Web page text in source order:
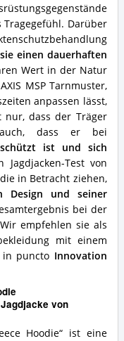
Darüber
einen dauerhaften
Wert in der Natur
MSP Tarnmuster,
anpassen lässt,
nur, dass der Träger
dass er bei
ist und sich
Test von
in Betracht ziehen,
Design und seiner
bei der
empfehlen sie als
mit einem
in puncto Innovation
von
Hoodie“ ist eine